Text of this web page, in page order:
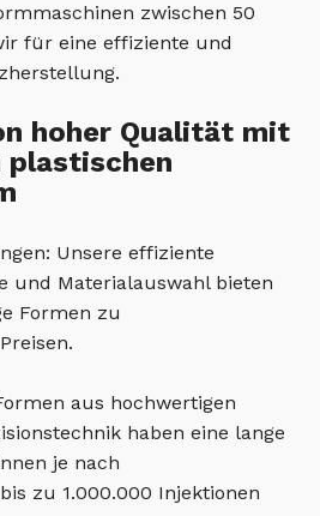
zwischen 50
für eine effiziente und
hoher Qualität mit
plastischen
Unsere effiziente
und Materialauswahl bieten
Formen zu
aus hochwertigen
haben eine lange
je nach
zu 1.000.000 Injektionen